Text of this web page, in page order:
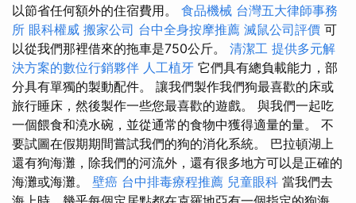
以節省任何額外的住宿費用。 食品機械 台灣五大律師事務
所 眼科權威 搬家公司 台中全身按摩推薦 滅鼠公司評價 可
以從我們那裡借來的拖車是750公斤。 清潔工 提供多元解
決方案的數位行銷夥伴 人工植牙 它們具有總負載能力，部
分具有單獨的製動配件。 讓我們製作我們狗最喜歡的床或
旅行睡床，然後製作一些您最喜歡的遊戲。 與我們一起吃
一個餵食和澆水碗，並從通常的食物中獲得適量的量。 不
要試圖在假期期間嘗試我們的狗的消化系統。 巴拉頓湖上
還有狗海灘，除我們的河流外，還有很多地方可以是正確的
海灘或海灘。 壁癌 台中排毒療程推薦 兒童眼科 當我們去